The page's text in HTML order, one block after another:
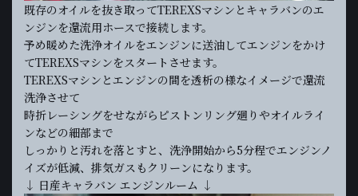
既存のオイルを抜き取ってTEREXSマシンとキャラバンのエ
ンジンを還流用ホースで接続します。
予め暖めた洗浄オイルをエンジンに送油してエンジンをかけ
てTEREXSマシンをスタートさせます。
TEREXSマシンとエンジンの間を透析の様なイメージで還流
洗浄させて
時折レーシングをせながらピストンリング廻りやオイルライ
ンなどの細部まで
しっかりと汚れを落とすと、洗浄開始から5分程でエンジンノ
イズが低減、排気ガスもクリーンになります。
↓ 日産キャラバン エンジンルーム ↓